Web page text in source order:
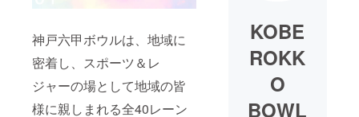
神戸六甲ボウルは、地域に
密着し、スポーツ＆レ
ジャーの場として地域の皆
様に親しまれる全40レーン
KOBE
ROKK
O
BOWL